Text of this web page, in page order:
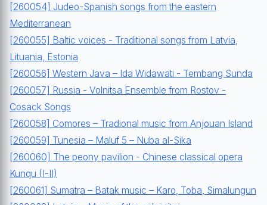
[260054] Judeo-Spanish songs from the eastern
Mediterranean
[260055] Baltic voices - Traditional songs from Latvia,
Lituania, Estonia
[260056] Western Java – Ida Widawati - Tembang Sunda
[260057] Russia - Volnitsa Ensemble from Rostov -
Cosack Songs
[260058] Comores – Tradional music from Anjouan Island
[260059] Tunesia – Maluf 5 – Nuba al-Sika
[260060] The peony pavilion - Chinese classical opera
Kunqu (I-II)
[260061] Sumatra – Batak music – Karo, Toba, Simalungun